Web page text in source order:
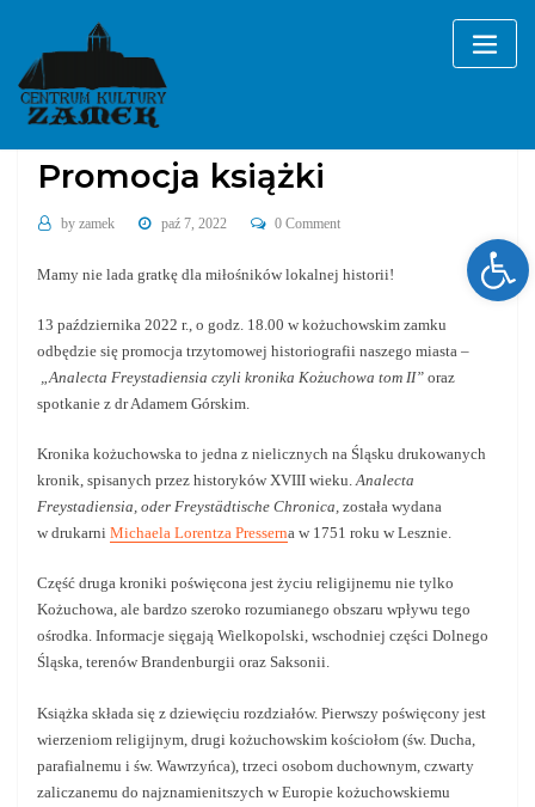
content
Bez kategorii
Promocja książki
by zamek paź 7, 2022 0 Comment
Mamy nie lada gratkę dla miłośników lokalnej historii!
13 października 2022 r., o godz. 18.00 w kożuchowskim zamku
odbędzie się promocja trzytomowej historiografii naszego miasta –
„Analecta Freystadiensia czyli kronika Kożuchowa tom II”oraz
spotkanie z dr Adamem Górskim.
Kronika kożuchowska to jedna z nielicznych na Śląsku drukowanych
kronik, spisanych przez historyków XVIII wieku.Analecta
Freystadiensia, oder Freystädtische Chronica,została wydana
w drukarniMichaela Lorentza Presserna w 1751 roku w Lesznie.
Część druga kroniki poświęcona jest życiu religijnemu nie tylko
Kożuchowa, ale bardzo szeroko rozumianego obszaru wpływu tego
ośrodka. Informacje sięgają Wielkopolski, wschodniej części Dolnego
Śląska, terenów Brandenburgii oraz Saksonii.
Książka składa się z dziewięciu rozdziałów. Pierwszy poświęcony jest
wierzeniom religijnym, drugi kożuchowskim kościołom (św. Ducha,
parafialnemu i św. Wawrzyńca), trzeci osobom duchownym, czwarty
zaliczanemu do najznamienitszych w Europie kożuchowskiemu